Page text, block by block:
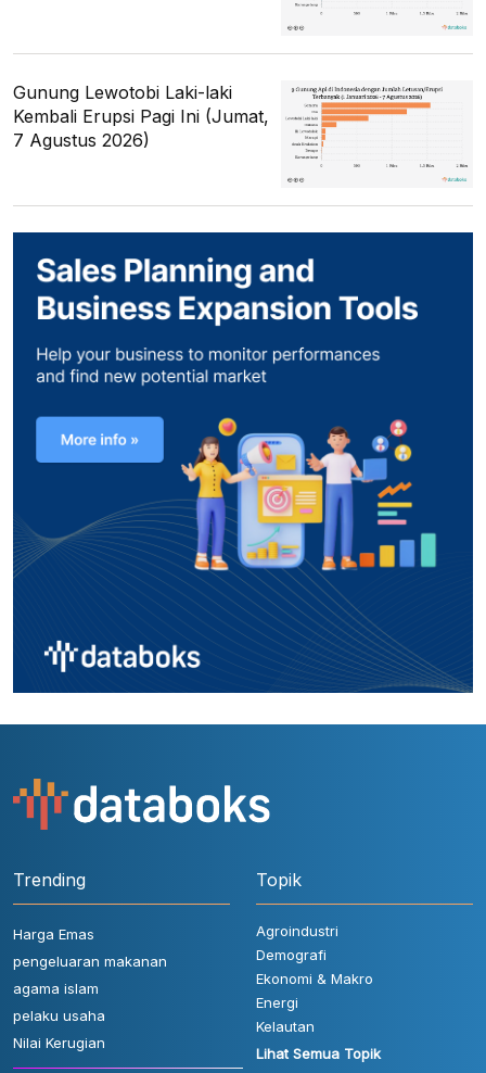
Gunung Lewotobi Laki-laki
Kembali Erupsi Pagi Ini (Jumat,
7 Agustus 2026)
Trending
Harga Emas
pengeluaran makanan
agama islam
pelaku usaha
Nilai Kerugian
Topik
Agroindustri
Demografi
Ekonomi & Makro
Energi
Kelautan
Lihat Semua Topik